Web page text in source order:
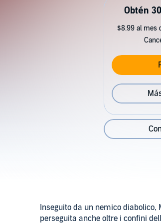
Obtén
$8.99 al mes
Inseguito da un nemico
perseguita anche oltre i confini